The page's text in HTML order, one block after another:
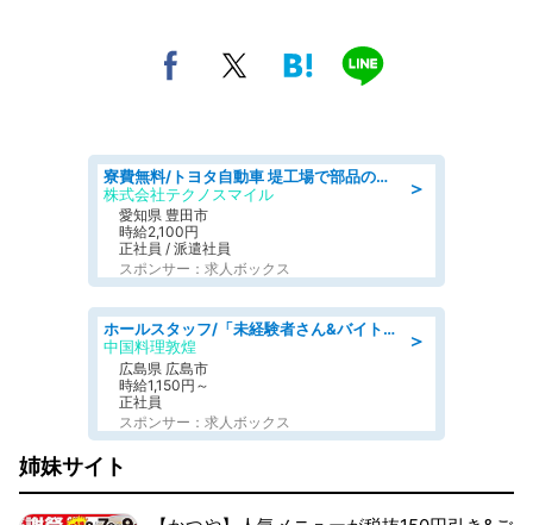
＞
寮費無料/トヨタ自動車 堤工場で部品の組立製造/tutumi
株式会社テクノスマイル
愛知県 豊田市
時給2,100円
正社員 / 派遣社員
スポンサー：求人ボックス
＞
ホールスタッフ/「未経験者さん&バイトデビューも大歓迎」残業ほぼなし×1日3時間〜勤務OK!フォロー体制も充実/広島県/広島市南区
中国料理敦煌
広島県 広島市
時給1,150円～
正社員
スポンサー：求人ボックス
姉妹サイト